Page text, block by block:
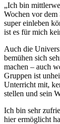
„Ich bin
Wochen vor dem
super einleben
ist es für mich
Auch die
bemühen sich
machen – auch
Gruppen ist
Unterricht mit,
stellen und sein
Ich bin sehr
hier ermöglicht